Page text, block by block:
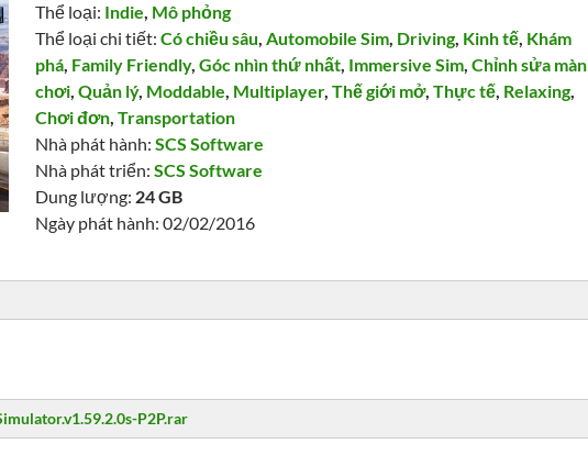
Thể loại: Indie, Mô phỏng
Thể loại chi tiết:Có chiều sâu,Automobile Sim, Driving, Kinh tế, Khám
phá, Family Friendly,Góc nhìn thứ nhất, Immersive Sim,Chỉnh sửa màn
chơi,Quản lý, Moddable, Multiplayer,Thế giới mở,Thực tế, Relaxing,
Chơi đơn,Transportation
Nhà phát hành:SCS Software
Nhà phát triển:SCS Software
Dung lượng: 24 GB
Ngày phát hành: 02/02/2016
P2P.rar